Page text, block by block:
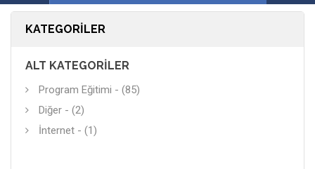
KATEGORILER
ALT KATEGORILER
Program Eğitimi - (85)
Diğer - (2)
İnternet - (1)